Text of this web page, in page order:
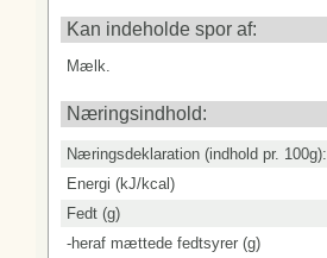
Kan indeholde spor af:
Mælk.
Næringsindhold:
Næringsdeklaration (indhold pr. 100g):
Energi (kJ/kcal)
Fedt (g)
-heraf mættede fedtsyrer (g)